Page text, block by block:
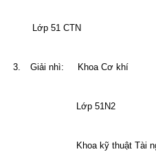
Lớp 51 CTN
3. Giải nhì: Khoa Cơ khí
Lớp 51N2
Khoa kỹ thuật Tài